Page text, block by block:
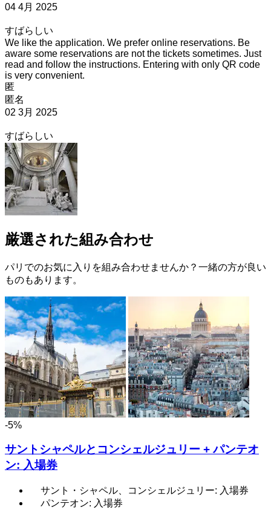
04 4月 2025
すばらしい
We like the application. We prefer online reservations. Be
aware some reservations are not the tickets sometimes. Just
read and follow the instructions. Entering with only QR code
is very convenient.
匿
匿名
02 3月 2025
すばらしい
厳選された組み合わせ
パリでのお気に入りを組み合わせませんか？一緒の方が良い
ものもあります。
-5%
サントシャペルとコンシェルジュリー + パンテオ
ン: 入場券
サント・シャペル、コンシェルジュリー: 入場券
パンテオン: 入場券